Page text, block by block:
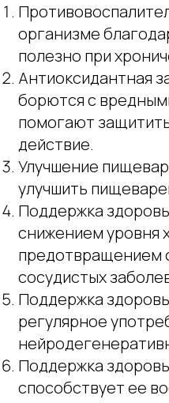
организме
полезно при
Антиоксидантная
борются с
помогают
действие.
Улучшение
улучшить
Поддержка
снижением уровня
предотвращением
сосудистых
Поддержка
регулярное
Поддержка
способствует ее